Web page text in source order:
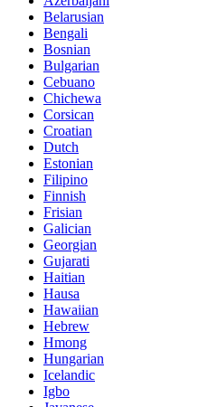
Belarusian
Bengali
Bosnian
Bulgarian
Cebuano
Chichewa
Corsican
Croatian
Dutch
Estonian
Filipino
Finnish
Frisian
Galician
Georgian
Gujarati
Haitian
Hausa
Hawaiian
Hebrew
Hmong
Hungarian
Icelandic
Igbo